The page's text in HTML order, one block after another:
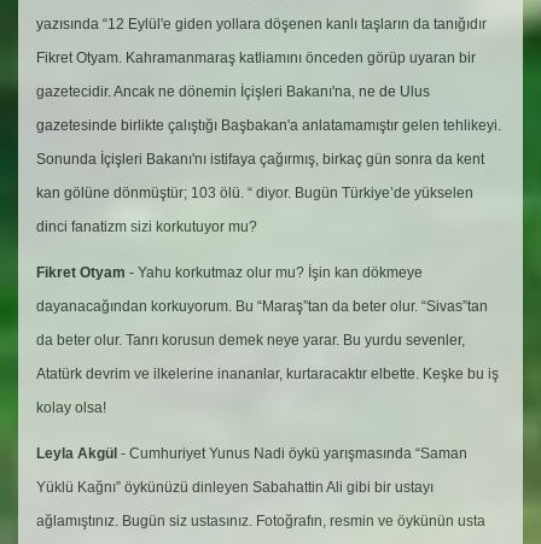
yazısında “12 Eylül'e giden yollara döşenen kanlı taşların da tanığıdır
Fikret Otyam. Kahramanmaraş katliamını önceden görüp uyaran bir
gazetecidir. Ancak ne dönemin İçişleri Bakanı'na, ne de Ulus
gazetesinde birlikte çalıştığı Başbakan'a anlatamamıştır gelen tehlikeyi.
Sonunda İçişleri Bakanı'nı istifaya çağırmış, birkaç gün sonra da kent
kan gölüne dönmüştür; 103 ölü. “ diyor. Bugün Türkiye’de yükselen
dinci fanatizm sizi korkutuyor mu?
Fikret Otyam - Yahu korkutmaz olur mu? İşin kan dökmeye
dayanacağından korkuyorum. Bu “Maraş”tan da beter olur. “Sivas”tan
da beter olur. Tanrı korusun demek neye yarar. Bu yurdu sevenler,
Atatürk devrim ve ilkelerine inananlar, kurtaracaktır elbette. Keşke bu iş
kolay olsa!
Leyla Akgül - Cumhuriyet Yunus Nadi öykü yarışmasında “Saman
Yüklü Kağnı” öykünüzü dinleyen Sabahattin Ali gibi bir ustayı
ağlamıştınız. Bugün siz ustasınız. Fotoğrafın, resmin ve öykünün usta